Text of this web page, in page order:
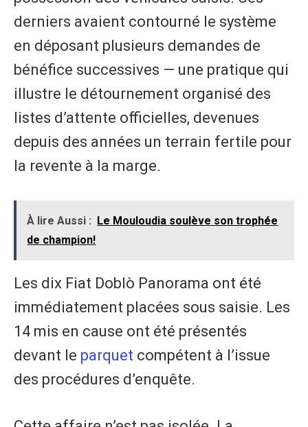
derniers avaient contourné le système
en déposant plusieurs demandes de
bénéfice successives — une pratique qui
illustre le détournement organisé des
listes d’attente officielles, devenues
depuis des années un terrain fertile pour
la revente à la marge.
À lire Aussi : Le Mouloudia soulève son trophée
de champion!
Les dix Fiat Doblò Panorama ont été
immédiatement placées sous saisie. Les
14 mis en cause ont été présentés
devant le parquet compétent à l’issue
des procédures d’enquête.